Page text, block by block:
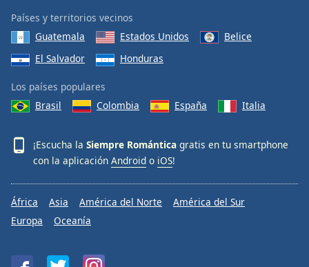
Países y territorios vecinos
Guatemala
Estados Unidos
Belice
El Salvador
Honduras
Los países populares
Brasil
Colombia España Italia
¡Escucha la Siempre Romántica gratis en tu smartphone
con la aplicación Android o iOS!
África Asia América del Norte
América del Sur
Europa
Oceanía